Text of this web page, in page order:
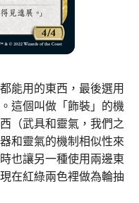
能用的東西，最後選用
這個叫做「飾裝」的機
（武具和靈氣，我們之
和靈氣的機制相似性來
也讓另一種使用兩邊東
在紅綠兩色裡做為輪抽